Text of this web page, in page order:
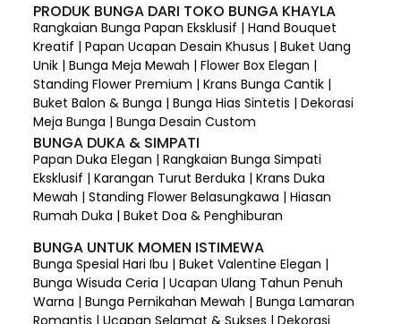
PRODUK BUNGA DARI TOKO BUNGA KHAYLA
Rangkaian Bunga Papan Eksklusif | Hand Bouquet
Kreatif | Papan Ucapan Desain Khusus | Buket Uang
Unik | Bunga Meja Mewah | Flower Box Elegan |
Standing Flower Premium | Krans Bunga Cantik |
Buket Balon & Bunga | Bunga Hias Sintetis | Dekorasi
Meja Bunga | Bunga Desain Custom
BUNGA DUKA & SIMPATI
Papan Duka Elegan | Rangkaian Bunga Simpati
Eksklusif | Karangan Turut Berduka | Krans Duka
Mewah | Standing Flower Belasungkawa | Hiasan
Rumah Duka | Buket Doa & Penghiburan
BUNGA UNTUK MOMEN ISTIMEWA
Bunga Spesial Hari Ibu | Buket Valentine Elegan |
Bunga Wisuda Ceria | Ucapan Ulang Tahun Penuh
Warna | Bunga Pernikahan Mewah | Bunga Lamaran